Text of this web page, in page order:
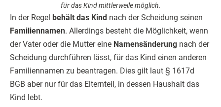
für das Kind mittlerweile möglich.
In der Regel behält das Kind nach der Scheidung seinen
Familiennamen. Allerdings besteht die Möglichkeit, wenn
der Vater oder die Mutter eine Namensänderung nach der
Scheidung durchführen lässt, für das Kind einen anderen
Familiennamen zu beantragen. Dies gilt laut § 1617d
BGB aber nur für das Elternteil, in dessen Haushalt das
Kind lebt.